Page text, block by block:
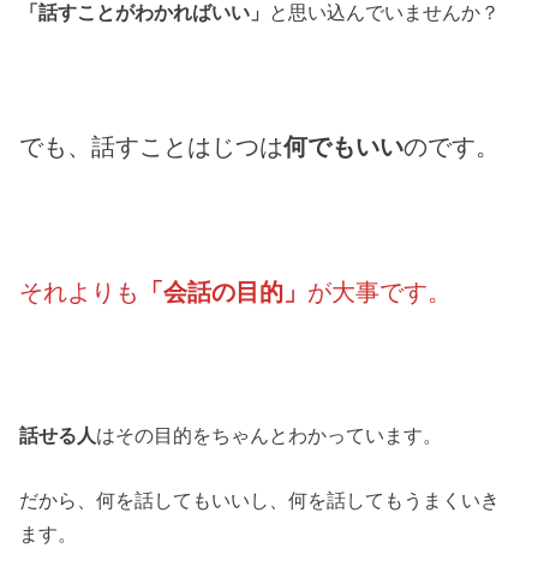
「話すことがわかればいい」 と思い込んでいませんか？
でも、話すことはじつは何でもいいのです。
それよりも 「会話の目的」 が大事です。
話せる人はその目的をちゃんとわかっています。
だから、何を話してもいいし、何を話してもうまくいき
ます。